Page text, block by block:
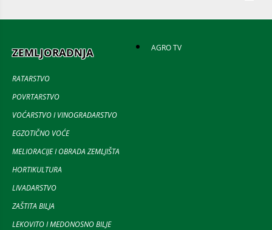
ZEMLJORADNJA
RATARSTVO
POVRTARSTVO
VOĆARSTVO I VINOGRADARSTVO
EGZOTIČNO VOĆE
MELIORACIJE I OBRADA ZEMLJIŠTA
HORTIKULTURA
LIVADARSTVO
ZAŠTITA BILJA
LEKOVITO I MEDONOSNO BILJE
AGRO TV